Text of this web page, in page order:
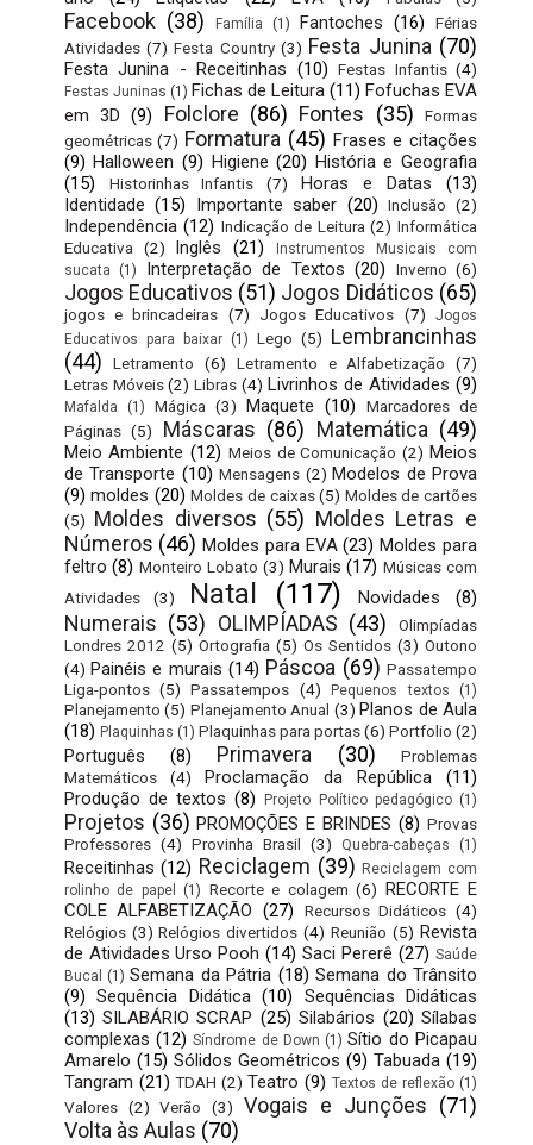
Facebook (38) Família (1) Fantoches (16)
Férias
Atividades (7) Festa Country (3) Festa Junina (70)
Festa Junina - Receitinhas (10) Festas Infantis (4)
Festas Juninas (1) Fichas de Leitura (11) Fofuchas EVA
em 3D (9) Folclore (86) Fontes (35)
Formas
geométricas (7) Formatura (45) Frases e citações
(9) Halloween (9) Higiene (20) História e Geografia
(15)
Historinhas Infantis (7) Horas e Datas
(13)
Identidade (15) Importante saber (20) Inclusão (2)
Independência (12) Indicação de Leitura (2) Informática
Educativa
(2) Inglês (21)
Instrumentos Musicais com
sucata
(1) Interpretação de Textos (20) Inverno (6)
Jogos Educativos (51) Jogos Didáticos (65)
jogos e brincadeiras (7) Jogos Educativos (7)
Jogos
Educativos para baixar (1) Lego (5) Lembrancinhas
(44)
Letramento (6) Letramento e Alfabetização
(7)
Letras Móveis (2) Libras (4) Livrinhos de Atividades (9)
Mafalda (1) Mágica (3) Maquete (10)
Marcadores de
Páginas (5) Máscaras (86) Matemática (49)
Meio Ambiente (12) Meios de Comunicação (2) Meios
de Transporte (10) Mensagens (2) Modelos de Prova
(9) moldes (20) Moldes de caixas (5) Moldes de cartões
(5) Moldes diversos (55) Moldes Letras e
Números (46) Moldes para EVA (23) Moldes para
feltro (8) Monteiro Lobato (3) Murais (17) Músicas com
Atividades
(3) Natal (117) Novidades (8)
Numerais (53) OLIMPÍADAS (43)
Olimpíadas
Londres 2012 (5) Ortografia (5) Os Sentidos (3) Outono
(4) Painéis e murais (14) Páscoa (69) Passatempo
Liga-pontos (5) Passatempos (4) Pequenos textos (1)
Planejamento (5) Planejamento Anual (3) Planos de Aula
(18) Plaquinhas (1) Plaquinhas para portas(6) Portfolio (2)
Português (8) Primavera (30)
Problemas
Matemáticos
(4) Proclamação da República
(11)
Produção de textos (8) Projeto Político pedagógico (1)
Projetos (36) PROMOÇÕES E BRINDES (8) Provas
Professores (4) Provinha Brasil (3) Quebra-cabeças (1)
Receitinhas (12) Reciclagem (39) Reciclagem com
rolinho de papel
(1) Recorte e colagem (6) RECORTE E
COLE ALFABETIZAÇÃO (27) Recursos Didáticos (4)
Relógios (3) Relógios divertidos (4) Reunião (5) Revista
de Atividades Urso Pooh (14) Saci Pererê (27) Saúde
Bucal
(1) Semana da Pátria (18) Semana do Trânsito
(9) Sequência Didática (10)
Sequências Didáticas
(13) SILABÁRIO SCRAP (25) Silabários (20) Sílabas
complexas (12) Síndrome de Down (1) Sítio do Picapau
Amarelo (15) Sólidos Geométricos (9) Tabuada (19)
Tangram (21) TDAH (2) Teatro (9) Textos de reflexão (1)
Valores (2) Verão (3) Vogais e Junções (71)
Volta às Aulas (70)